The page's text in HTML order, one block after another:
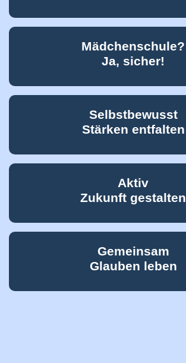
Mädchenschule?
Ja, sicher!
Selbstbewusst
Stärken entfalten
Aktiv
Zukunft gestalten
Gemeinsam
Glauben leben